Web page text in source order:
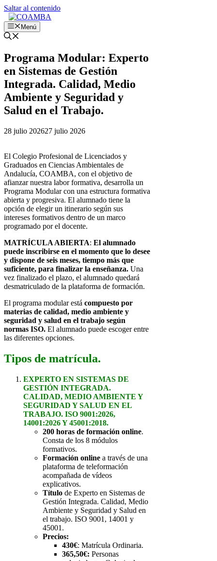
Saltar al contenido
Menú
Programa Modular: Experto
en Sistemas de Gestión
Integrada. Calidad, Medio
Ambiente y Seguridad y
Salud en el Trabajo.
28 julio 202627 julio 2026
El Colegio Profesional de Licenciados y
Graduados en Ciencias Ambientales de
Andalucía, COAMBA, con el objetivo de
afianzar nuestra labor formativa, desarrolla un
Programa Modular con una estructura formativa
abierta y progresiva. El alumnado tiene la
opción de elegir un itinerario según sus
intereses formativos dentro de un marco
programado por el docente.
MATRÍCULA ABIERTA: El alumnado
puede inscribirse en el momento que lo desee
y dispone de seis meses, tiempo más que
suficiente, para finalizar la enseñanza. Una
vez finalizado el plazo, el alumnado quedará
desmatriculado de la plataforma de formación.
El programa modular está compuesto por
materias de calidad, medio ambiente y
seguridad y salud en el trabajo según
normas ISO. El alumnado puede escoger entre
las diferentes opciones.
Tipos de matrícula.
EXPERTO EN SISTEMAS DE
GESTIÓN INTEGRADA.
CALIDAD, MEDIO AMBIENTE Y
SEGURIDAD Y SALUD EN EL
TRABAJO. ISO 9001:2026,
14001:2026 Y 45001:2018.
200 horas de formación online.
Consta de los 8 módulos
formativos.
Formación online a través de una
plataforma de teleformación
acompañada de vídeos
explicativos.
Título de Experto en Sistemas de
Gestión Integrada. Calidad, Medio
Ambiente y Seguridad y Salud en
el trabajo. ISO 9001, 14001 y
45001.
Precios:
430€: Matrícula Ordinaria.
365,50€: Personas